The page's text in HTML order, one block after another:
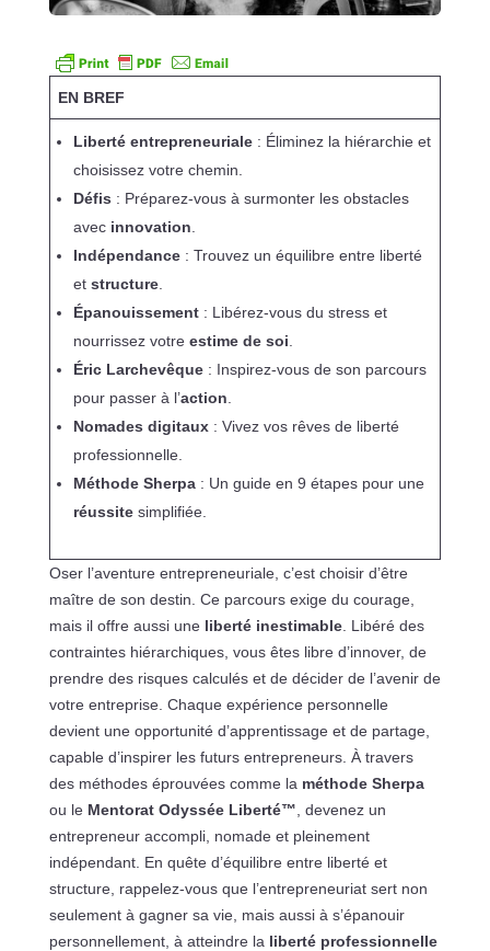
EN BREF
Liberté entrepreneuriale: Éliminez la hiérarchie et
choisissez votre chemin.
Défis : Préparez-vous à surmonter les obstacles
avec innovation
Indépendance: Trouvez un équilibre entre liberté
et structure.
Épanouissement: Libérez-vous du stress et
nourrissez votre estime de soi
Éric Larchevêque: Inspirez-vous de son parcours
pour passer à l’action
Nomades digitaux: Vivez vos rêves de liberté
professionnelle.
Méthode Sherpa: Un guide en 9 étapes pour une
réussitesimplifiée.
Oser l’aventure entrepreneuriale, c’est choisir d’être
maître de son destin. Ce parcours exige du courage,
mais il offre aussi une liberté inestimable. Libéré des
contraintes hiérarchiques, vous êtes libre d’innover, de
prendre des risques calculés et de décider de l’avenir de
votre entreprise. Chaque expérience personnelle
devient une opportunité d’apprentissage et de partage,
capable d’inspirer les futurs entrepreneurs. À travers
des méthodes éprouvées comme la méthode Sherpa
ou le Mentorat Odyssée Liberté™ , devenez un
entrepreneur accompli, nomade et pleinement
indépendant. En quête d’équilibre entre liberté et
structure, rappelez-vous que l’entrepreneuriat sert non
seulement à gagner sa vie, mais aussi à s’épanouir
personnellement, à atteindre la liberté professionnelle